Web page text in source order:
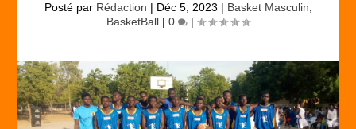
Posté par Rédaction | Déc 5, 2023 | Basket Masculin
BasketBall | 0 |